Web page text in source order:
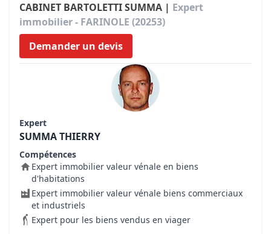
CABINET BARTOLETTI SUMMA | Expert
immobilier - FARINOLE (20253)
Demander un devis
Expert
SUMMA THIERRY
Compétences
Expert immobilier valeur vénale en biens
d'habitations
Expert immobilier valeur vénale biens commerciaux
et industriels
Expert pour les biens vendus en viager